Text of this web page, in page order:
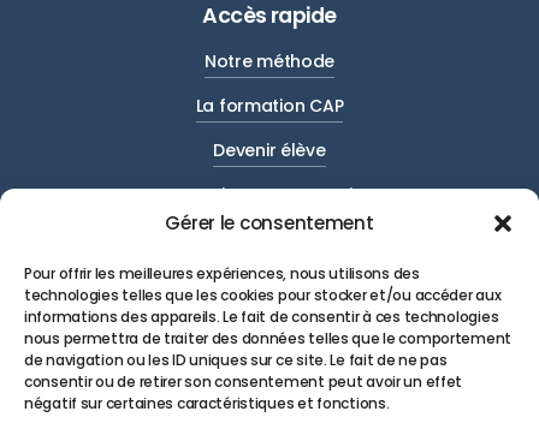
Gérer le consentement
Pour offrir les meilleures expériences, nous utilisons des
technologies telles que les cookies pour stocker et/ou accéder aux
informations des appareils. Le fait de consentir à ces technologies
nous permettra de traiter des données telles que le comportement
de navigation ou les ID uniques sur ce site. Le fait de ne pas
consentir ou de retirer son consentement peut avoir un effet
négatif sur certaines caractéristiques et fonctions.
Accès rapide
Notre méthode
La formation CAP
Devenir élève
Entreprises et partenaires
Contact